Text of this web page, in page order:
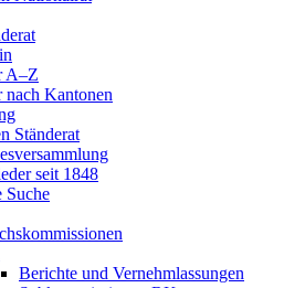
A–Z
nach Kantonen
Ständerat
seit 1848
Suche
Berichte und Vernehmlassungen